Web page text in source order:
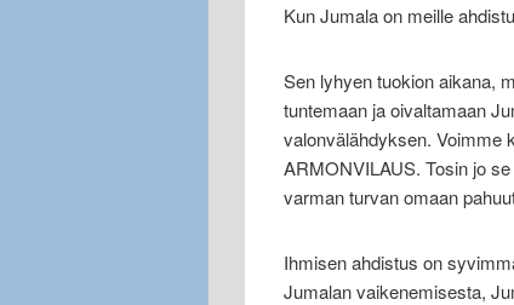
Kun Jumala on meille
Sen lyhyen tuokion aikana,
tuntemaan ja oivaltamaan
valonvälähdyksen. Voimme
ARMONVILAUS. Tosin jo
varman turvan omaan
Ihmisen ahdistus on
Jumalan vaikenemisesta,